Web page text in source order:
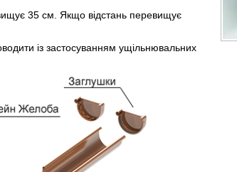
35 см. Якщо відстань перевищує
із застосуванням ущільнювальних